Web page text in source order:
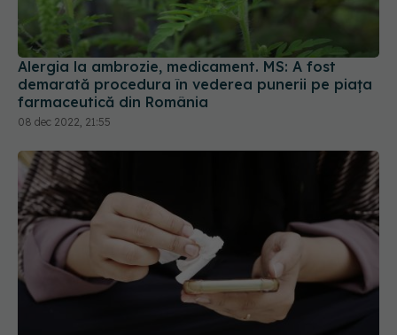
Alergia la ambrozie, medicament. MS: A fost
demarată procedura în vederea punerii pe piața
farmaceutică din România
08 dec 2022, 21:55